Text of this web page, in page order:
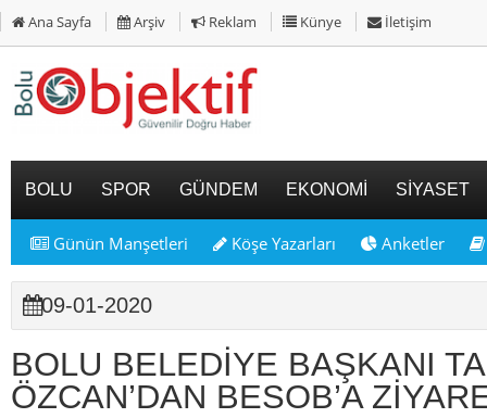
Ana Sayfa Arşiv Reklam Künye İletişim
BOLU SPOR GÜNDEM EKONOMİ SİYASET
Günün Manşetleri Köşe Yazarları Anketler
09-01-2020
BOLU BELEDİYE BAŞKANI
ÖZCAN’DAN BESOB’A